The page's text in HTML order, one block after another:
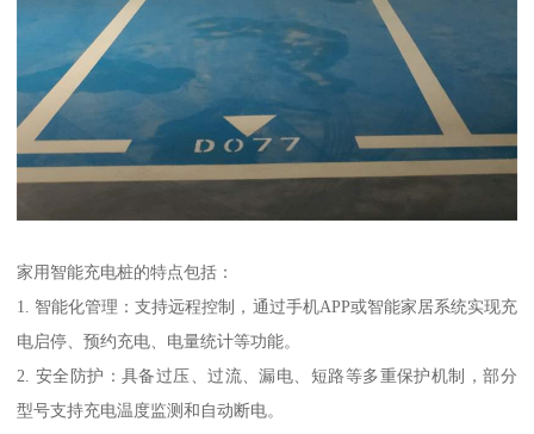
家用智能充电桩的特点包括：
1. 智能化管理：支持远程控制，通过手机APP或智能家居系统实现充
电启停、预约充电、电量统计等功能。
2. 安全防护：具备过压、过流、漏电、短路等多重保护机制，部分
型号支持充电温度监测和自动断电。